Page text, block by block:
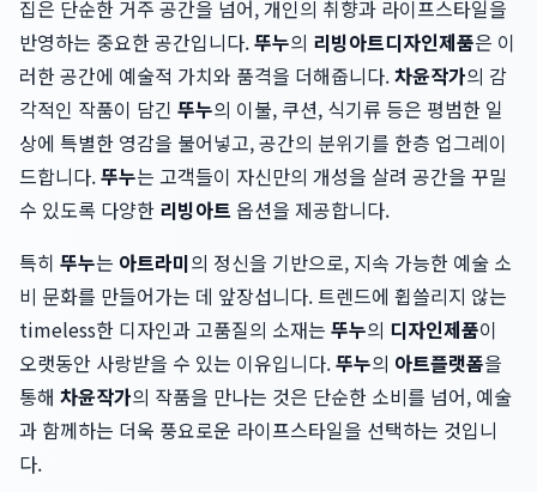
집은 단순한 거주 공간을 넘어, 개인의 취향과 라이프스타일을
반영하는 중요한 공간입니다.뚜누의 리빙아트디자인제품은 이
러한 공간에 예술적 가치와 품격을 더해줍니다.차윤작가의 감
각적인 작품이 담긴 뚜누의 이불, 쿠션, 식기류 등은 평범한 일
상에 특별한 영감을 불어넣고, 공간의 분위기를 한층 업그레이
드합니다.뚜누는 고객들이 자신만의 개성을 살려 공간을 꾸밀
수 있도록 다양한 리빙아트 옵션을 제공합니다.
특히 뚜누는 아트라미의 정신을 기반으로, 지속 가능한 예술 소
비 문화를 만들어가는 데 앞장섭니다. 트렌드에 휩쓸리지 않는
timeless한 디자인과 고품질의 소재는 뚜누의 디자인제품이
오랫동안 사랑받을 수 있는 이유입니다.뚜누의 아트플랫폼을
통해 차윤작가의 작품을 만나는 것은 단순한 소비를 넘어, 예술
과 함께하는 더욱 풍요로운 라이프스타일을 선택하는 것입니
다.